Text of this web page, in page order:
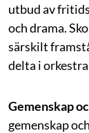
utbud av
och drama.
särskilt
delta i
Gemenskap
gemenskap